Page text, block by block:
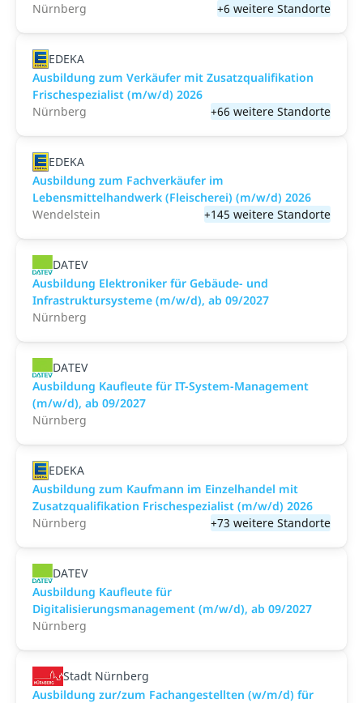
Nürnberg
+6 weitere Standorte
EDEKA
Ausbildung zum Verkäufer mit Zusatzqualifikation
Frischespezialist (m/w/d) 2026
Nürnberg
+66 weitere Standorte
EDEKA
Ausbildung zum Fachverkäufer im
Lebensmittelhandwerk (Fleischerei) (m/w/d) 2026
Wendelstein
+145 weitere Standorte
DATEV
Ausbildung Elektroniker für Gebäude- und
Infrastruktursysteme (m/w/d), ab 09/2027
Nürnberg
DATEV
Ausbildung Kaufleute für IT-System-Management
(m/w/d), ab 09/2027
Nürnberg
EDEKA
Ausbildung zum Kaufmann im Einzelhandel mit
Zusatzqualifikation Frischespezialist (m/w/d) 2026
Nürnberg
+73 weitere Standorte
DATEV
Ausbildung Kaufleute für
Digitalisierungsmanagement (m/w/d), ab 09/2027
Nürnberg
Stadt Nürnberg
Ausbildung zur/zum Fachangestellten (w/m/d) für